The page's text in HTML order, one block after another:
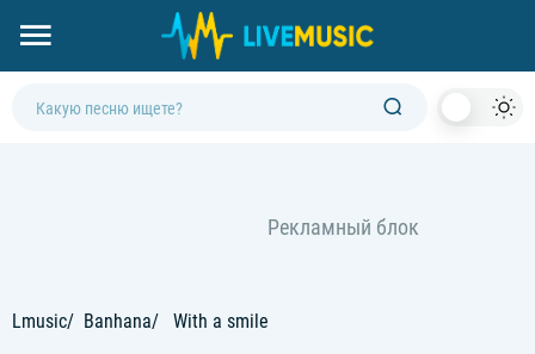
Lmusic Banhana With a smile